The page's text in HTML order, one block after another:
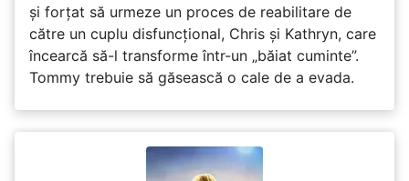
și forțat să urmeze un proces de reabilitare de
către un cuplu disfuncțional, Chris și Kathryn, care
încearcă să-l transforme într-un „băiat cuminte”.
Tommy trebuie să găsească o cale de a evada.